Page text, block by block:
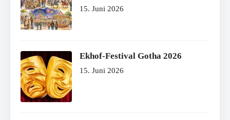
15. Juni 2026
Ekhof-Festival Gotha 2026
15. Juni 2026